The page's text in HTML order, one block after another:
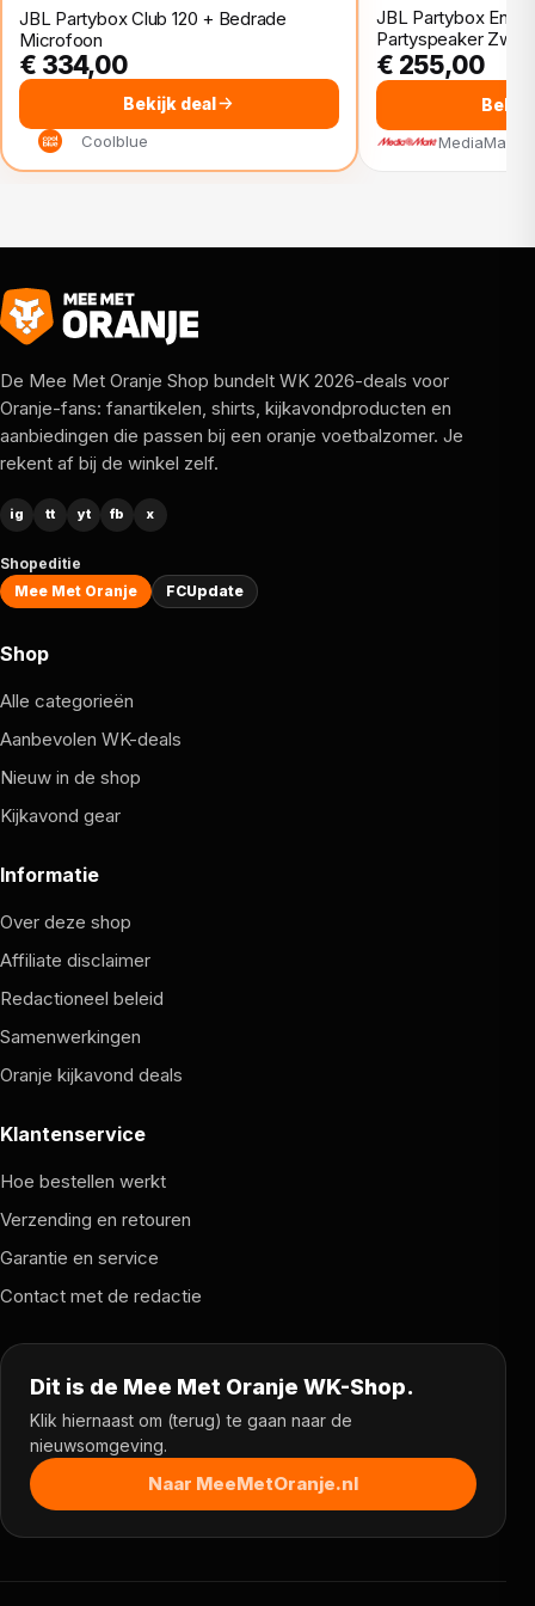
JBL Partybox Club 120 + Bedrade
Microfoon
€ 334,00
Bekijk deal
Coolblue
JBL Partybox
Partyspeaker Zwart
€ 255,00
MediaMarkt
De Mee Met Oranje Shop bundelt WK 2026-deals voor
Oranje-fans: fanartikelen, shirts, kijkavondproducten en
aanbiedingen die passen bij een oranje voetbalzomer. Je
rekent af bij de winkel zelf.
ig tt yt fb x
Shopeditie
Mee Met Oranje
FCUpdate
Shop
Alle categorieën
Aanbevolen WK-deals
Nieuw in de shop
Kijkavond gear
Informatie
Over deze shop
Affiliate disclaimer
Redactioneel beleid
Samenwerkingen
Oranje kijkavond deals
Klantenservice
Hoe bestellen werkt
Verzending en retouren
Garantie en service
Contact met de redactie
Dit is de Mee Met Oranje WK-Shop.
Klik hiernaast om (terug) te gaan naar de
nieuwsomgeving.
Naar MeeMetOranje.nl